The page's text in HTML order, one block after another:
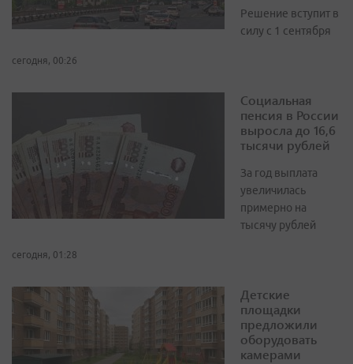
Решение вступит в
силу с 1 сентября
сегодня, 00:26
Социальная
пенсия в России
выросла до 16,6
тысячи рублей
За год выплата
увеличилась
примерно на
тысячу рублей
сегодня, 01:28
Детские
площадки
предложили
оборудовать
камерами